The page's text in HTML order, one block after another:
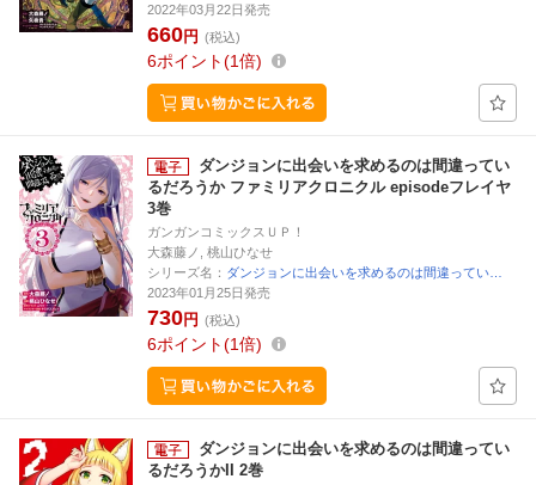
2022年03月22日発売
660円 (税込)
6ポイント 1倍
ダンジョンに出会いを求めるのは間違ってい
るだろうか ファミリアクロニクル episodeフレイヤ
3巻
ガンガンコミックスＵＰ！
大森藤ノ, 桃山ひなせ
シリーズ名： ダンジョンに出会いを求めるのは間違ってい…
2023年01月25日発売
730円 (税込)
6ポイント 1倍
ダンジョンに出会いを求めるのは間違ってい
るだろうかII 2巻